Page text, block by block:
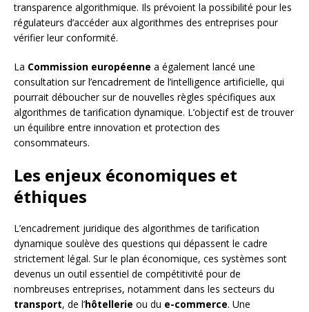
transparence algorithmique. Ils prévoient la possibilité pour les
régulateurs d’accéder aux algorithmes des entreprises pour
vérifier leur conformité.
La Commission européenne a également lancé une
consultation sur l’encadrement de l’intelligence artificielle, qui
pourrait déboucher sur de nouvelles règles spécifiques aux
algorithmes de tarification dynamique. L’objectif est de trouver
un équilibre entre innovation et protection des
consommateurs.
Les enjeux économiques et
éthiques
L’encadrement juridique des algorithmes de tarification
dynamique soulève des questions qui dépassent le cadre
strictement légal. Sur le plan économique, ces systèmes sont
devenus un outil essentiel de compétitivité pour de
nombreuses entreprises, notamment dans les secteurs du
transport, de l’hôtellerie ou du e-commerce. Une